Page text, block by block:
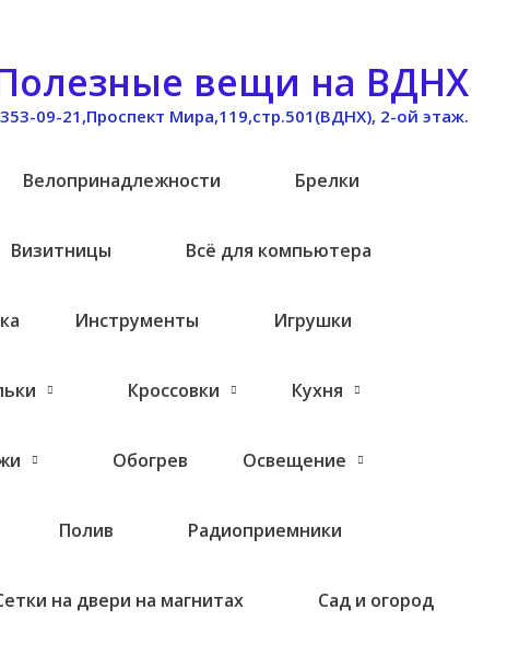
вещи на ВДНХ
09-21,Проспект Мира,119,стр.501(ВДНХ), 2-ой этаж.
Велопринадлежности Брелки
Визитницы Всё для компьютера
Инструменты Игрушки
Кроссовки Кухня
Обогрев Освещение
Полив Радиоприемники
на двери на магнитах Сад и огород